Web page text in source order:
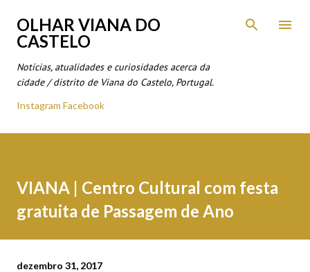
Avançar para o conteúdo principal
OLHAR VIANA DO
CASTELO
Notícias, atualidades e curiosidades acerca da
cidade / distrito de Viana do Castelo, Portugal.
Instagram Facebook
VIANA | Centro Cultural com festa
gratuita de Passagem de Ano
dezembro 31, 2017